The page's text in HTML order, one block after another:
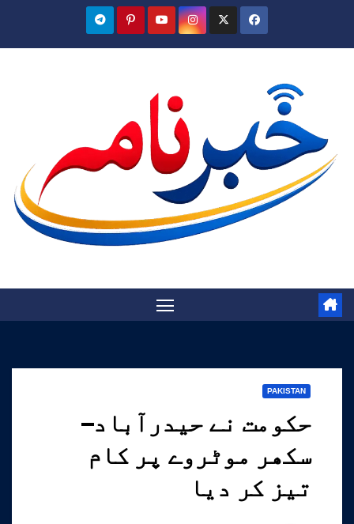
PAKISTAN
حکومت نے حیدرآباد–
سکھر موٹروے پر کام
تیز کر دیا